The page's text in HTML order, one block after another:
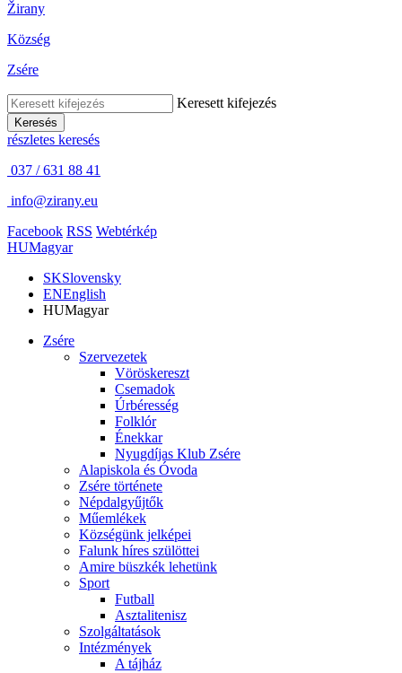
Žirany
Község
Zsére
Keresett kifejezés
Keresés
részletes keresés
037 / 631 88 41
info@zirany.eu
Facebook RSS Webtérkép
HUMagyar
SKSlovensky
ENEnglish
HUMagyar
Zsére
Szervezetek
Vöröskereszt
Csemadok
Úrbéresség
Folklór
Énekkar
Nyugdíjas Klub Zsére
Alapiskola és Óvoda
Zsére története
Népdalgyűjtők
Műemlékek
Községünk jelképei
Falunk híres szülöttei
Amire büszkék lehetünk
Sport
Futball
Asztalitenisz
Szolgáltatások
Intézmények
A tájház